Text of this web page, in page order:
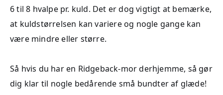
6 til 8 hvalpe pr. kuld. Det er dog vigtigt at bemærke,
at kuldstørrelsen kan variere og nogle gange kan
være mindre eller større.
Så hvis du har en Ridgeback-mor derhjemme, så gør
dig klar til nogle bedårende små bundter af glæde!